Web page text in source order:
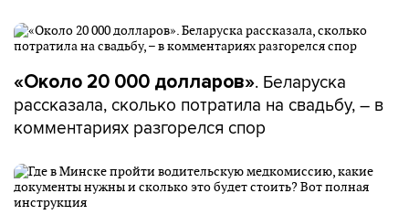
«Около 20 000 долларов». Беларуска
рассказала, сколько потратила на свадьбу, – в
комментариях разгорелся спор